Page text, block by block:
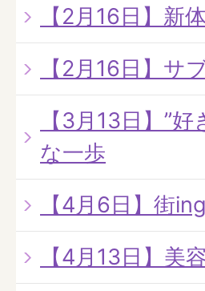
【2月16日】新
【2月16日】サ
【3月13日】”
な一歩
【4月6日】街
【4月13日】美